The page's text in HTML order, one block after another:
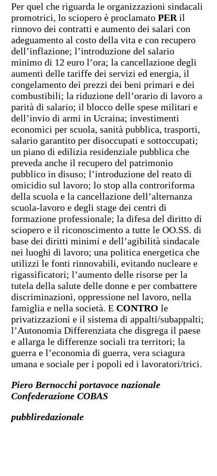
Per quel che riguarda le organizzazioni sindacali
promotrici, lo sciopero è proclamato PER il
rinnovo dei contratti e aumento dei salari con
adeguamento al costo della vita e con recupero
dell’inflazione; l’introduzione del salario
minimo di 12 euro l’ora; la cancellazione degli
aumenti delle tariffe dei servizi ed energia, il
congelamento dei prezzi dei beni primari e dei
combustibili; la riduzione dell’orario di lavoro a
parità di salario; il blocco delle spese militari e
dell’invio di armi in Ucraina; investimenti
economici per scuola, sanità pubblica, trasporti,
salario garantito per disoccupati e sottoccupati;
un piano di edilizia residenziale pubblica che
preveda anche il recupero del patrimonio
pubblico in disuso; l’introduzione del reato di
omicidio sul lavoro; lo stop alla controriforma
della scuola e la cancellazione dell’alternanza
scuola-lavoro e degli stage dei centri di
formazione professionale; la difesa del diritto di
sciopero e il riconoscimento a tutte le OO.SS. di
base dei diritti minimi e dell’agibilità sindacale
nei luoghi di lavoro; una politica energetica che
utilizzi le fonti rinnovabili, evitando nucleare e
rigassificatori; l’aumento delle risorse per la
tutela della salute delle donne e per combattere
discriminazioni, oppressione nel lavoro, nella
famiglia e nella società. E CONTRO le
privatizzazioni e il sistema di appalti/subappalti;
l’Autonomia Differenziata che disgrega il paese
e allarga le differenze sociali tra territori; la
guerra e l’economia di guerra, vera sciagura
umana e sociale per i popoli ed i lavoratori/trici.
Piero Bernocchi portavoce nazionale
Confederazione COBAS
pubbliredazionale